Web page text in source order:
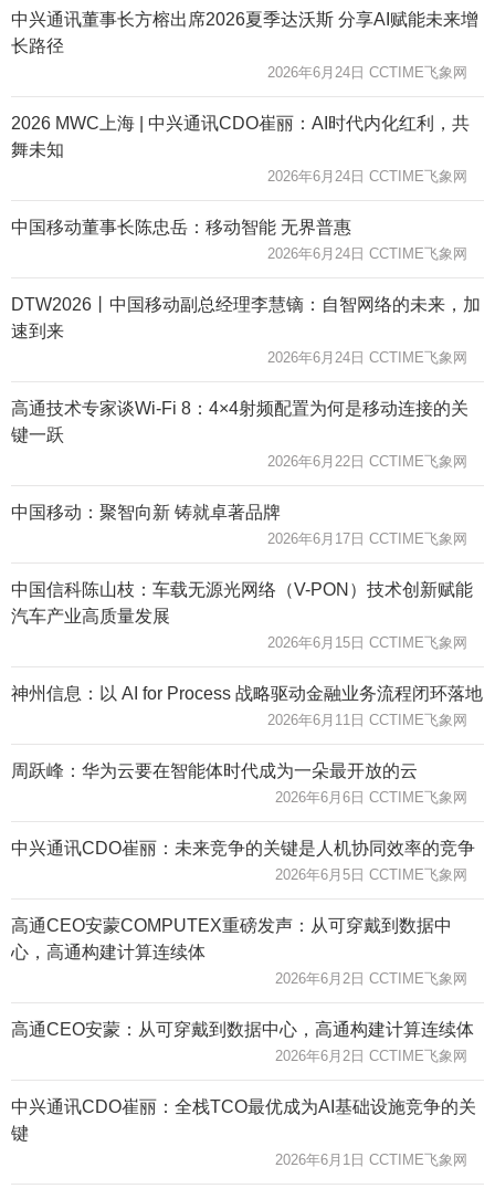
中兴通讯董事长方榕出席2026夏季达沃斯 分享AI赋能未来增
长路径
2026年6月24日 CCTIME飞象网
2026 MWC上海 | 中兴通讯CDO崔丽：AI时代内化红利，共
舞未知
2026年6月24日 CCTIME飞象网
中国移动董事长陈忠岳：移动智能 无界普惠
2026年6月24日 CCTIME飞象网
DTW2026丨中国移动副总经理李慧镝：自智网络的未来，加
速到来
2026年6月24日 CCTIME飞象网
高通技术专家谈Wi-Fi 8：4×4射频配置为何是移动连接的关
键一跃
2026年6月22日 CCTIME飞象网
中国移动：聚智向新 铸就卓著品牌
2026年6月17日 CCTIME飞象网
中国信科陈山枝：车载无源光网络（V-PON）技术创新赋能
汽车产业高质量发展
2026年6月15日 CCTIME飞象网
神州信息：以 AI for Process 战略驱动金融业务流程闭环落地
2026年6月11日 CCTIME飞象网
周跃峰：华为云要在智能体时代成为一朵最开放的云
2026年6月6日 CCTIME飞象网
中兴通讯CDO崔丽：未来竞争的关键是人机协同效率的竞争
2026年6月5日 CCTIME飞象网
高通CEO安蒙COMPUTEX重磅发声：从可穿戴到数据中
心，高通构建计算连续体
2026年6月2日 CCTIME飞象网
高通CEO安蒙：从可穿戴到数据中心，高通构建计算连续体
2026年6月2日 CCTIME飞象网
中兴通讯CDO崔丽：全栈TCO最优成为AI基础设施竞争的关
键
2026年6月1日 CCTIME飞象网